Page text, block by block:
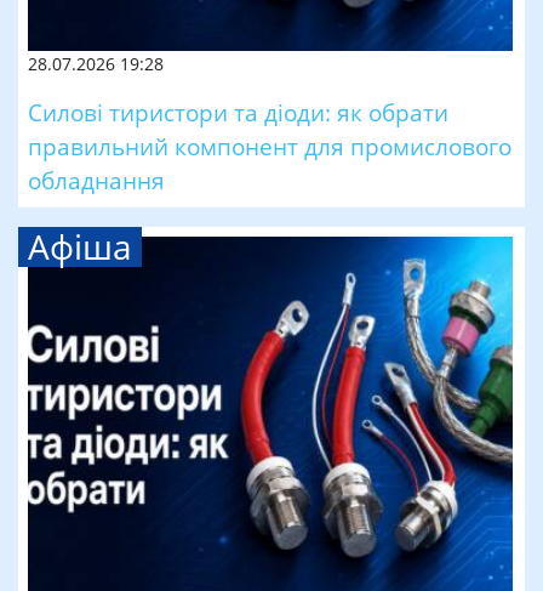
28.07.2026 19:28
Силові тиристори та діоди: як обрати
правильний компонент для промислового
обладнання
Афіша